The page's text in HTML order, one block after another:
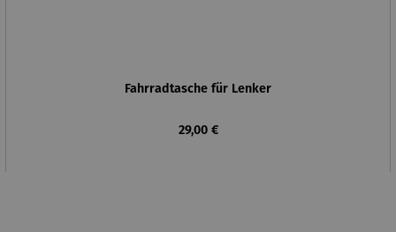
Fahrradtasche für Lenker
Regulärer Preis:
29,00 €